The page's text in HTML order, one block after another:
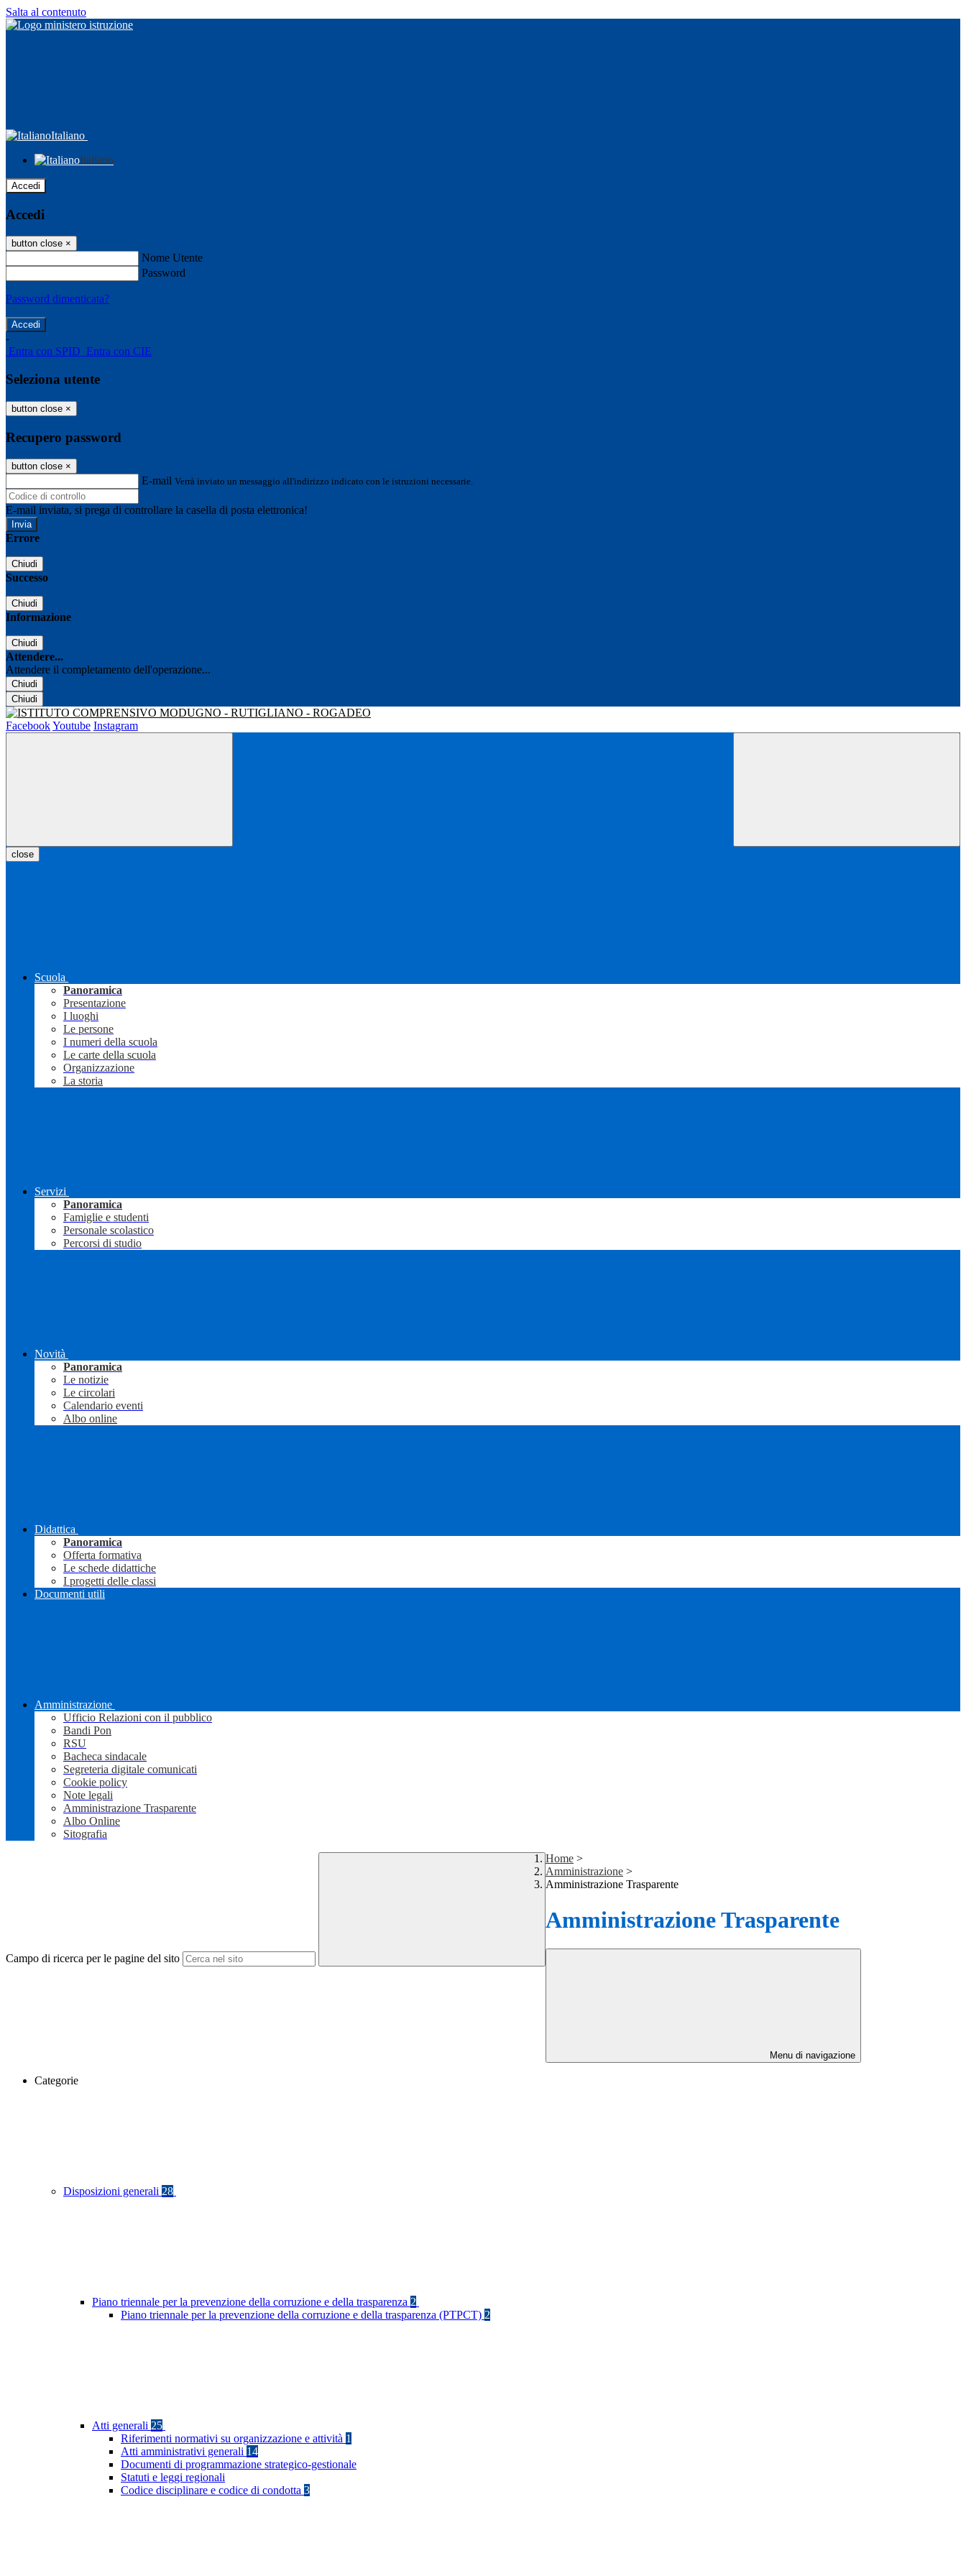
Salta al contenuto
Italiano
Italiano
Accedi
Accedi
button close ×
Nome Utente
Password
Password dimenticata?
-
Entra con SPID Entra con CIE
Seleziona utente
button close ×
Recupero password
button close ×
E-mail Verrà inviato un messaggio all'indirizzo indicato con le istruzioni necessarie.
E-mail inviata, si prega di controllare la casella di posta elettronica!
Errore
Chiudi
Successo
Chiudi
Informazione
Chiudi
Attendere...
Attendere il completamento dell'operazione...
Chiudi
Chiudi
FacebookYoutube Instagram
close
Scuola
Panoramica
Presentazione
I luoghi
Le persone
I numeri della scuola
Le carte della scuola
Organizzazione
La storia
Servizi
Panoramica
Famiglie e studenti
Personale scolastico
Percorsi di studio
Novità
Panoramica
Le notizie
Le circolari
Calendario eventi
Albo online
Didattica
Panoramica
Offerta formativa
Le schede didattiche
I progetti delle classi
Documenti utili
Amministrazione
Ufficio Relazioni con il pubblico
Bandi Pon
RSU
Bacheca sindacale
Segreteria digitale comunicati
Cookie policy
Note legali
Amministrazione Trasparente
Albo Online
Sitografia
Campo di ricerca per le pagine del sito
Home >
Amministrazione >
Amministrazione Trasparente
Amministrazione Trasparente
Menu di navigazione
Categorie
Disposizioni generali 28
Piano triennale per la prevenzione della corruzione e della trasparenza 2
Piano triennale per la prevenzione della corruzione e della trasparenza (PTPCT) 2
Atti generali 25
Riferimenti normativi su organizzazione e attività 1
Atti amministrativi generali 14
Documenti di programmazione strategico-gestionale
Statuti e leggi regionali
Codice disciplinare e codice di condotta 3